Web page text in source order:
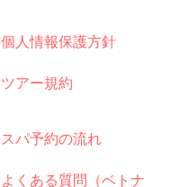
個人情報保護方針
ツアー規約
スパ予約の流れ
よくある質問（ベトナ